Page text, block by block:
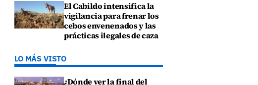
El Cabildo intensifica la
vigilancia para frenar los
cebos envenenados y las
prácticas ilegales de caza
LO MÁS VISTO
¿Dónde ver la final del